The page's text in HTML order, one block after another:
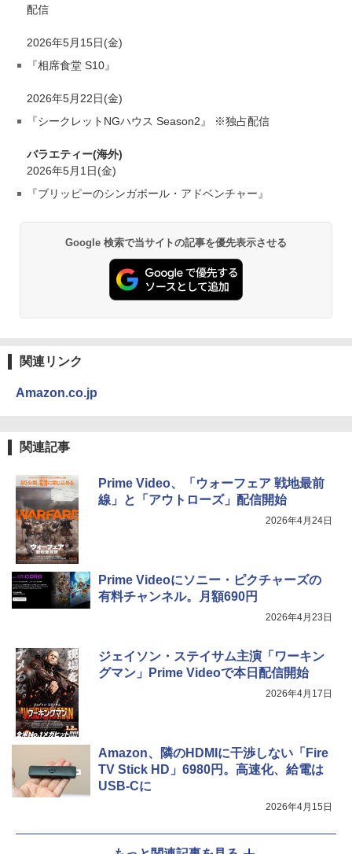
配信
2026年5月15日(金)
『相席食堂 S10』
2026年5月22日(金)
『シークレットNGハウス Season2』 ※独占配信
バラエティー(海外)
2026年5月1日(金)
『ブリッピーのシンガポール・アドベンチャー』
Google 検索で当サイトの記事を優先表示させる
関連リンク
Amazon.co.jp
関連記事
Prime Video、「ウォーフェア 戦地最前
線」と「アウトローズ」配信開始
2026年4月24日
Prime Videoにソニー・ピクチャーズの
有料チャンネル。月額690円
2026年4月23日
ジェイソン・ステイサム主演「ワーキン
グマン」Prime Videoで本日配信開始
2026年4月17日
Amazon、隣のHDMIに干渉しない「Fire
TV Stick HD」6980円。高速化、給電は
USB-Cに
2026年4月15日